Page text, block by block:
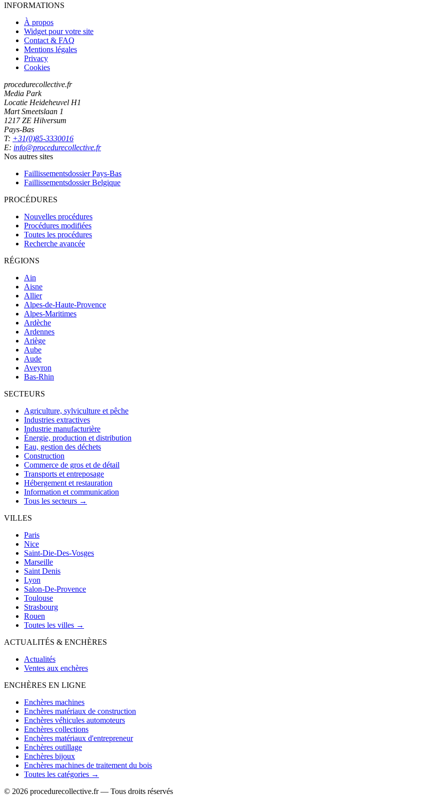
INFORMATIONS
À propos
Widget pour votre site
Contact & FAQ
Mentions légales
Privacy
Cookies
procedurecollective.fr
Media Park
Locatie Heideheuvel H1
Mart Smeetslaan 1
1217 ZE Hilversum
Pays-Bas
T: +31(0)85-3330016
E: info@procedurecollective.fr
Nos autres sites
Faillissementsdossier Pays-Bas
Faillissementsdossier Belgique
PROCÉDURES
Nouvelles procédures
Procédures modifiées
Toutes les procédures
Recherche avancée
RÉGIONS
Ain
Aisne
Allier
Alpes-de-Haute-Provence
Alpes-Maritimes
Ardèche
Ardennes
Ariège
Aube
Aude
Aveyron
Bas-Rhin
SECTEURS
Agriculture, sylviculture et pêche
Industries extractives
Industrie manufacturière
Énergie, production et distribution
Eau, gestion des déchets
Construction
Commerce de gros et de détail
Transports et entreposage
Hébergement et restauration
Information et communication
Tous les secteurs →
VILLES
Paris
Nice
Saint-Die-Des-Vosges
Marseille
Saint Denis
Lyon
Salon-De-Provence
Toulouse
Strasbourg
Rouen
Toutes les villes →
ACTUALITÉS & ENCHÈRES
Actualités
Ventes aux enchères
ENCHÈRES EN LIGNE
Enchères machines
Enchères matériaux de construction
Enchères véhicules automoteurs
Enchères collections
Enchères matériaux d'entrepreneur
Enchères outillage
Enchères bijoux
Enchères machines de traitement du bois
Toutes les catégories →
© 2026 procedurecollective.fr — Tous droits réservés